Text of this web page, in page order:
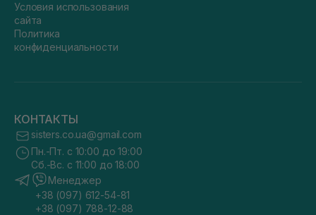
Условия использования
сайта
Политика
конфиденциальности
КОНТАКТЫ
sisters.co.ua@gmail.com
Пн.-Пт. с 10:00 до 19:00
Сб.-Вс. с 11:00 до 18:00
Менеджер
+38 (097) 612-54-81
+38 (097) 788-12-88